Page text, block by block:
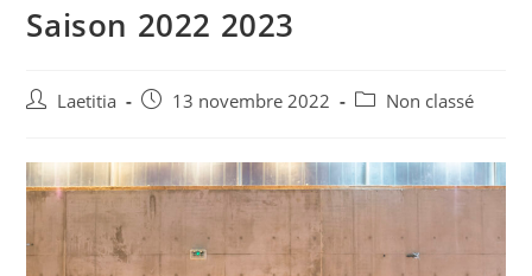
Saison 2022 2023
Laetitia 13 novembre 2022 Non classé